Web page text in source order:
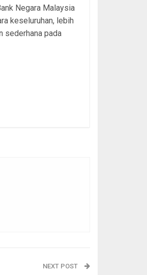
Negara Malaysia
keseluruhan, lebih
sederhana pada
NEXT POST